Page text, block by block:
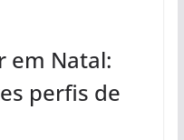
em Natal:
perfis de